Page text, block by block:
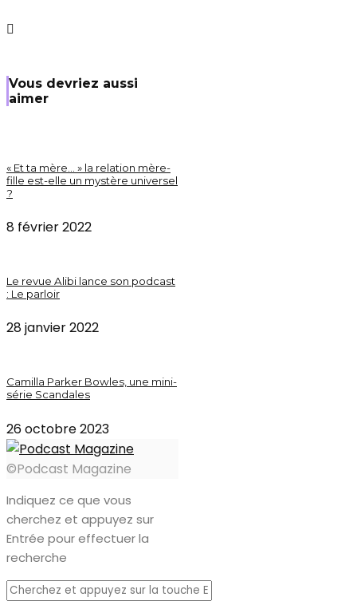
Vous devriez aussi
aimer
« Et ta mère… » la relation mère-
fille est-elle un mystère universel
?
8 février 2022
Le revue Alibi lance son podcast
: Le parloir
28 janvier 2022
Camilla Parker Bowles, une mini-
série Scandales
26 octobre 2023
©Podcast Magazine
Indiquez ce que vous
cherchez et appuyez sur
Entrée pour effectuer la
recherche